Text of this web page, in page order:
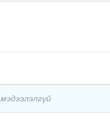
мэдээлэлгүй